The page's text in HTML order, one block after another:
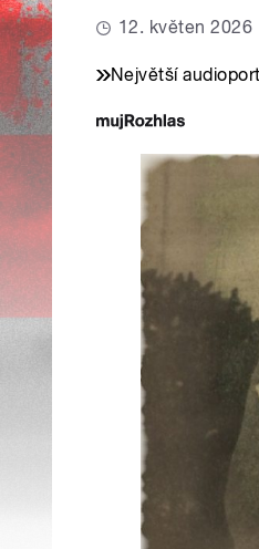
12. květen 2026
Největší